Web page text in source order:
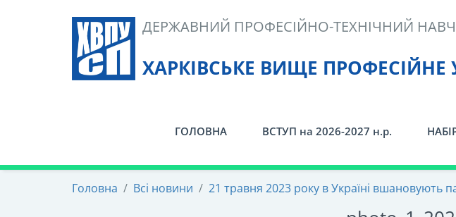
ХАРКІВСЬКЕ ВИЩЕ
ДЕРЖАВНИЙ ПРОФЕСІЙНО-ТЕХНІЧНИЙ
ГОЛОВНА ВСТУП на 2026-2027 н.р.
Головна / Всі новини / 21 травня 2023 року в Україні вшановують